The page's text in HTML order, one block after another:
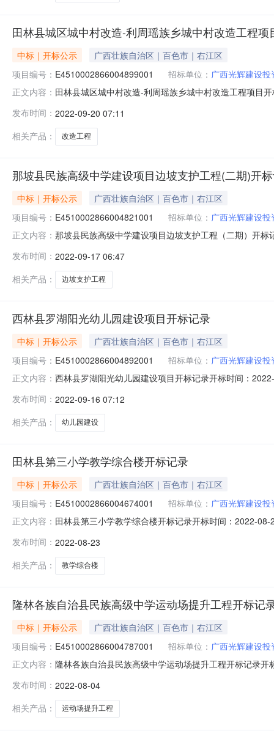
田林县城区城中村改造-利周瑶族乡城中村改造工程项
中标｜开标公示
广西壮族自治区｜百色市｜右江区
项目编号： E4510002866004899001 招标单位： 广西光辉建设
正文内容： 田林县城区城中村改造-利周瑶族乡城中村改造工程项目
名称:广西祥臻建设工程有限公司;项目负责人:;报价:0.00
发布时间： 2022-09-20 07:11
相关产品：
改造工程
那坡县民族高级中学建设项目边坡支护工程(二期)开
中标｜开标公示
广西壮族自治区｜百色市｜右江区
项目编号： E4510002866004821001 招标单位： 广西光辉建设
正文内容： 那坡县民族高级中学建设项目边坡支护工程（二期）开
间:ThuSep1518:48:59CST2022,投标人名称:广西祥臻建
发布时间： 2022-09-17 06:47
相关产品：
边坡支护工程
西林县罗湖阳光幼儿园建设项目开标记录
中标｜开标公示
广西壮族自治区｜百色市｜右江区
项目编号： E4510002866004892001 招标单位： 广西光辉建设
正文内容： 西林县罗湖阳光幼儿园建设项目开标记录开标时间：
投标人名称:广西祥臻建设工程有限公司;项目负责人:;报
发布时间： 2022-09-16 07:12
相关产品：
幼儿园建设
田林县第三小学教学综合楼开标记录
中标｜开标公示
广西壮族自治区｜百色市｜右江区
项目编号： E4510002866004674001 招标单位： 广西光辉建设
正文内容： 田林县第三小学教学综合楼开标记录开标时间：2022-
人名称:广西祥臻建设工程有限公司;项目负责人:;报价
发布时间： 2022-08-23
相关产品：
教学综合楼
隆林各族自治县民族高级中学运动场提升工程开标记
中标｜开标公示
广西壮族自治区｜百色市｜右江区
项目编号： E4510002866004787001 招标单位： 广西光辉建设
正文内容： 隆林各族自治县民族高级中学运动场提升工程开标记录
间:WedAug0318:52:10CST2022,投标人名称:广西祥臻
发布时间： 2022-08-04
相关产品：
运动场提升工程